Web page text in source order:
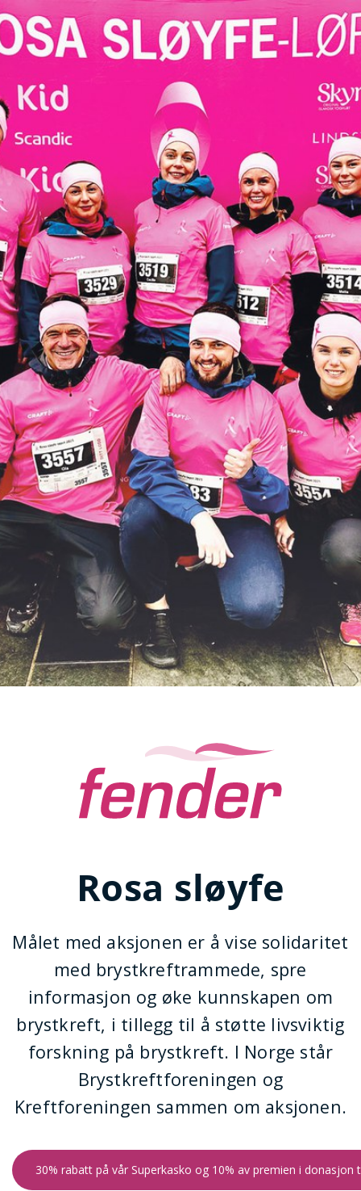
Rosa sløyfe
Målet med aksjonen er å vise solidaritet
med brystkreftrammede, spre
informasjon og øke kunnskapen om
brystkreft, i tillegg til å støtte livsviktig
forskning på brystkreft. I Norge står
Brystkreftforeningen og
Kreftforeningen sammen om aksjonen.
30% rabatt på vår Superkasko og 10% av premien i donasjon